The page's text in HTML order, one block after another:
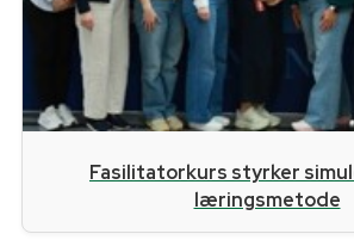
Fasilitatorkurs styrker
læringsmetode